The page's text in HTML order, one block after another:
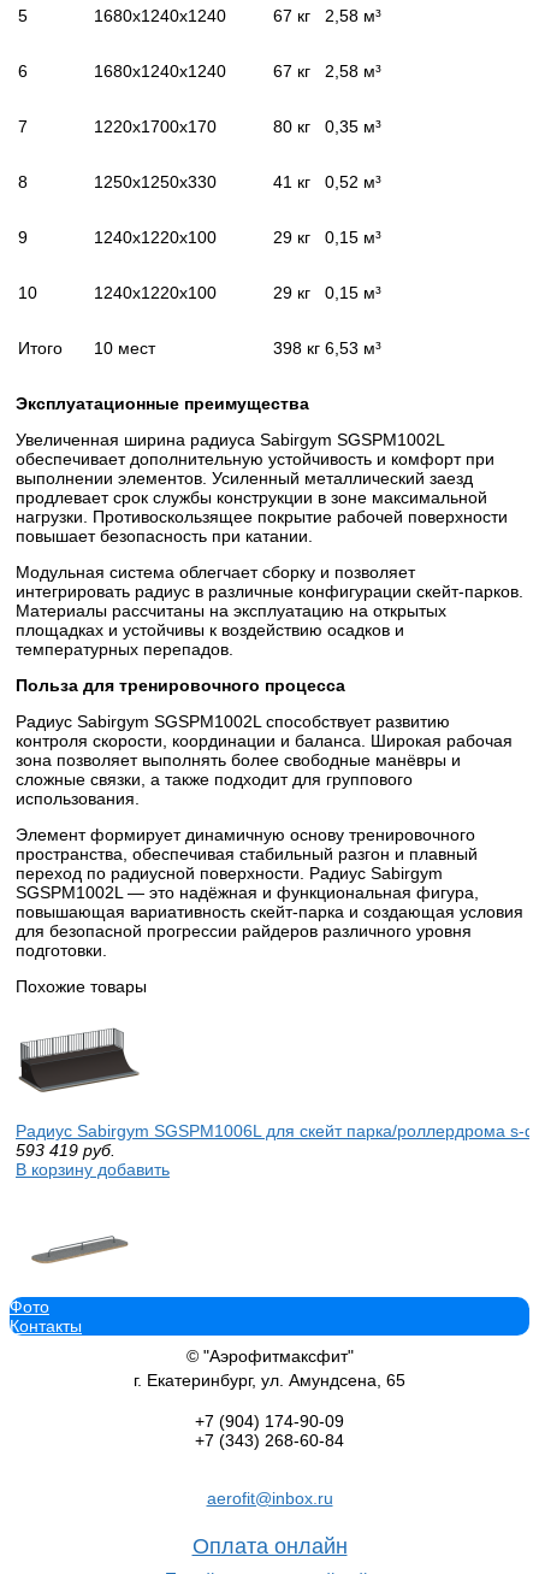
5 1680x1240x1240 67 кг 2,58 м³
6 1680x1240x1240 67 кг 2,58 м³
7 1220x1700x170 80 кг 0,35 м³
8 1250x1250x330 41 кг 0,52 м³
9 1240x1220x100 29 кг 0,15 м³
10 1240x1220x100 29 кг 0,15 м³
Итого 10 мест 398 кг 6,53 м³
Эксплуатационные преимущества
Увеличенная ширина радиуса Sabirgym SGSPM1002L
обеспечивает дополнительную устойчивость и комфорт при
выполнении элементов. Усиленный металлический заезд
продлевает срок службы конструкции в зоне максимальной
нагрузки. Противоскользящее покрытие рабочей поверхности
повышает безопасность при катании.
Модульная система облегчает сборку и позволяет
интегрировать радиус в различные конфигурации скейт-парков.
Материалы рассчитаны на эксплуатацию на открытых
площадках и устойчивы к воздействию осадков и
температурных перепадов.
Польза для тренировочного процесса
Радиус Sabirgym SGSPM1002L способствует развитию
контроля скорости, координации и баланса. Широкая рабочая
зона позволяет выполнять более свободные манёвры и
сложные связки, а также подходит для группового
использования.
Элемент формирует динамичную основу тренировочного
пространства, обеспечивая стабильный разгон и плавный
переход по радиусной поверхности. Радиус Sabirgym
SGSPM1002L — это надёжная и функциональная фигура,
повышающая вариативность скейт-парка и создающая условия
для безопасной прогрессии райдеров различного уровня
подготовки.
Похожие товары
Радиус Sabirgym SGSPM1006L для скейт парка/роллердрома s-
593 419 руб.
В корзину добавить
Рейл Sabirgym SGSPM4002L для скейт-парка proven quality
14 159 руб.
Радиус волна Sabirgym SGSPM1015L для скейтбордистов
Фото
Контакты
© "Аэрофитмаксфит"
г. Екатеринбург, ул. Амундсена, 65
+7 (904) 174-90-09
+7 (343) 268-60-84
aerofit@inbox.ru
Оплата онлайн